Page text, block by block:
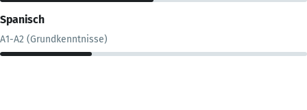
Spanisch
A1-A2 (Grundkenntnisse)